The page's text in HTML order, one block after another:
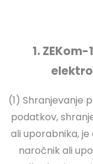
1.
(1) Shranjevanje
podatkov,
ali uporabnika,
naročnik ali